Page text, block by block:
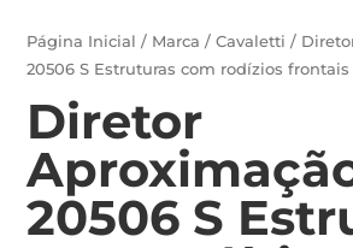
Página Inicial / Marca /Cavaletti /
20506 S Estruturas com rodízios frontais
Diretor
20506 S